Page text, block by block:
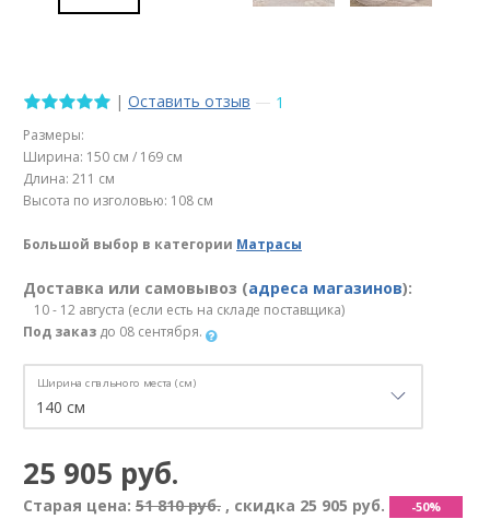
| Оставить отзыв — 1
Размеры:
Ширина: 150 см / 169 см
Длина: 211 см
Высота по изголовью: 108 см
Большой выбор в категории Матрасы
Доставка или самовывоз (адреса магазинов):
10 - 12 августа (если есть на складе поставщика)
Под заказ до 08 сентября.
Ширина спального места (см)
25 905 руб.
Старая цена: 51 810 руб. , скидка 25 905 руб. -50%